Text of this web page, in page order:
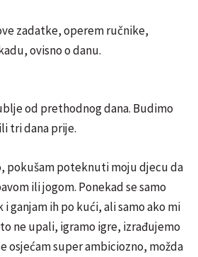
zadatke, operem ručnike,
ovisno o danu.
od prethodnog dana. Budimo
tri dana prije.
pokušam poteknuti moju djecu da
ili jogom. Ponekad se samo
ganjam ih po kući, ali samo ako mi
ne upali, igramo igre, izrađujemo
osjećam super ambiciozno, možda